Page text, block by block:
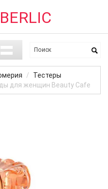
Тестеры
для женщин Beauty Cafe